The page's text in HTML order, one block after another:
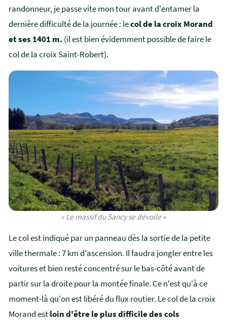
randonneur, je passe vite mon tour avant d'entamer la
dernière difficulté de la journée : lecol de la croix Morand
et ses 1401 m. (il est bien évidemment possible de faire le
col de la croix Saint-Robert).
« Le massif du Sancy se dévoile »
Le col est indiqué par un panneau dès la sortie de la petite
ville thermale : 7 km d'ascension. Il faudra jongler entre les
voitures et bien resté concentré sur le bas-côté avant de
partir sur la droite pour la montée finale. Ce n'est qu'à ce
moment-là qu'on est libéré du flux routier. Le col de la croix
Morand estloin d'être le plus difficile des cols